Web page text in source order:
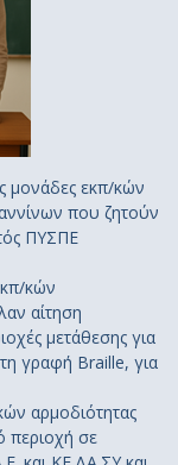
μονάδες εκπ/κών
που ζητούν
ΠΥΣΠΕ
κών
αίτηση
μετάθεσης για
γραφή Braille, για
αρμοδιότητας
περιοχή σε